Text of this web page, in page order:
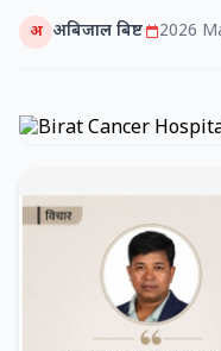
अ अबिजाल बिष्ट· 2026